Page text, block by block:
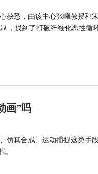
获悉，由该中心张曦教授和
，找到了打破纤维化恶性循
画”吗
仿真合成、运动捕捉这类手
。